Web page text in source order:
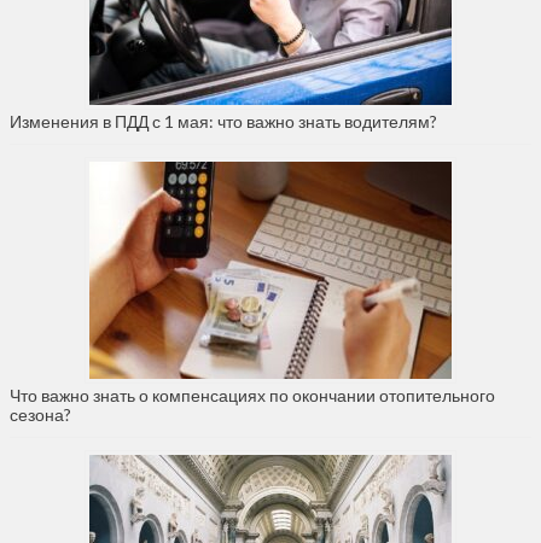
Изменения в ПДД с 1 мая: что важно знать водителям?
Что важно знать о компенсациях по окончании отопительного
сезона?